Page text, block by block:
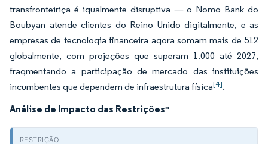
transfronteiriça é igualmente disruptiva — o Nomo Bank do
Boubyan atende clientes do Reino Unido digitalmente, e as
empresas de tecnologia financeira agora somam mais de 512
globalmente, com projeções que superam 1.000 até 2027,
fragmentando a participação de mercado das instituições
incumbentes que dependem de infraestrutura física[4].
Análise de Impacto das Restrições*